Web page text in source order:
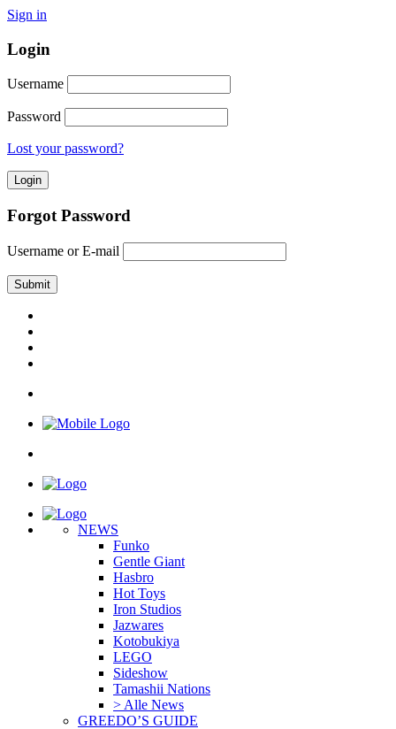
Sign in
Login
Username
Password
Lost your password?
Forgot Password
Username or E-mail
NEWS
Funko
Gentle Giant
Hasbro
Hot Toys
Iron Studios
Jazwares
Kotobukiya
LEGO
Sideshow
Tamashii Nations
> Alle News
GREEDO’S GUIDE